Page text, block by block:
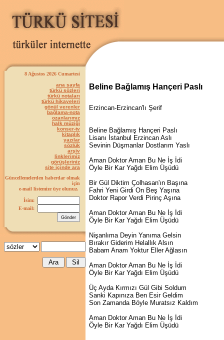
8 Ağustos 2026 Cumartesi
ana sayfa
türkü sözleri
türkü notaları
türkü hikayeleri
gönül verenler
bağlama-nota
ozanlarımız
halk müziği
konser-tv
kitaplık
yazılar
sözlük
arşiv
linklerimiz
görüşleriniz
site içinde ara
Güncellemelerden haberdar olmak
için
e-mail listemize üye olunuz.
İsim:
E-mail:
Beline Bağlamış Hançeri Paslı
Erzincan-Erzincan'lı Şerif
Beline Bağlamış Hançeri Paslı
Lisanı İstanbul Erzincan Aslı
Sevinin Düşmanlar Dostlarım Yaslı
Aman Doktor Aman Bu Ne İş İdi
Öyle Bir Kar Yağdı Elim Üşüdü
Bir Gül Diktim Çolhasan'ın Başına
Fahri Yeni Girdi On Beş Yaşına
Doktor Rapor Verdi Pirinç Aşına
Aman Doktor Aman Bu Ne İş İdi
Öyle Bir Kar Yağdı Elim Üşüdü
Nişanlıma Deyin Yanıma Gelsin
Bırakır Giderim Helallık Alsın
Babam Anam Yoktur Eller Ağlasın
Aman Doktor Aman Bu Ne İş İdi
Öyle Bir Kar Yağdı Elim Üşüdü
Üç Ayda Kırmızı Gül Gibi Soldum
Sanki Kapınıza Ben Esir Geldim
Son Zamanda Böyle Muratsız Kaldım
Aman Doktor Aman Bu Ne İş İdi
Öyle Bir Kar Yağdı Elim Üşüdü